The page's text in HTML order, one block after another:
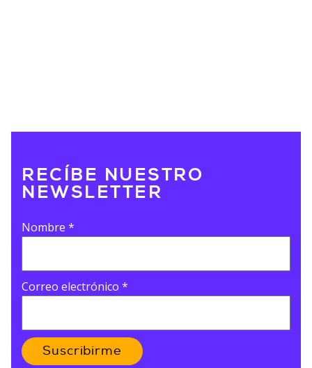
RECÍBE NUESTRO
NEWSLETTER
Nombre *
Correo electrónico *
Suscribirme